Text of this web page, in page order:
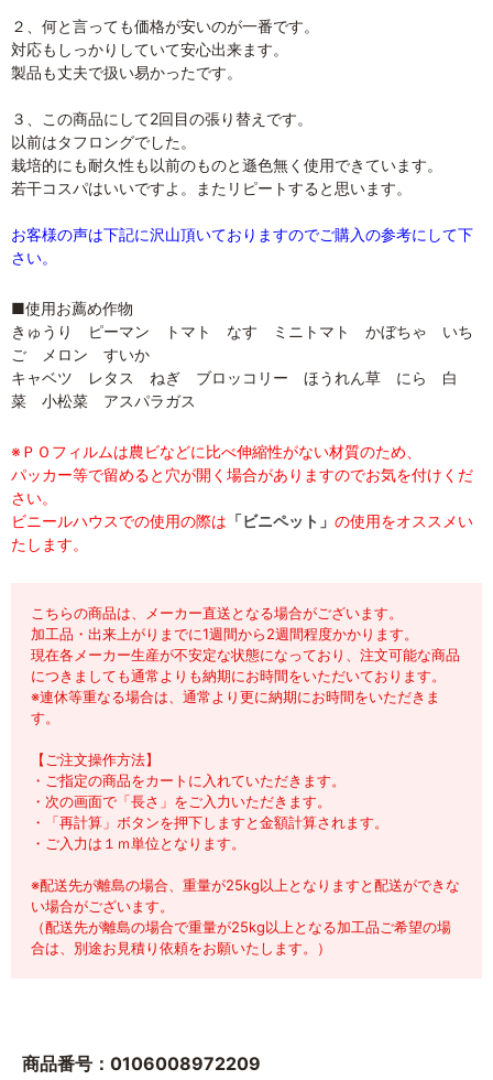
２、何と言っても価格が安いのが一番です。
対応もしっかりしていて安心出来ます。
製品も丈夫で扱い易かったです。
３、この商品にして2回目の張り替えです。
以前はタフロングでした。
栽培的にも耐久性も以前のものと遜色無く使用できています。
若干コスパはいいですよ。またリピートすると思います。
お客様の声は下記に沢山頂いておりますのでご購入の参考にして下
さい。
■使用お薦め作物
きゅうり ピーマン トマト なす ミニトマト かぼちゃ いち
ご メロン すいか
キャベツ レタス ねぎ ブロッコリー ほうれん草 にら 白
菜 小松菜 アスパラガス
※ＰＯフィルムは農ビなどに比べ伸縮性がない材質のため、
パッカー等で留めると穴が開く場合がありますのでお気を付けくだ
さい。
ビニールハウスでの使用の際は 「ビニペット」 の使用をオススメい
たします。
こちらの商品は、メーカー直送となる場合がございます。
加工品・出来上がりまでに1週間から2週間程度かかります。
現在各メーカー生産が不安定な状態になっており、注文可能な商品
につきましても通常よりも納期にお時間をいただいております。
※連休等重なる場合は、通常より更に納期にお時間をいただきま
す。
【ご注文操作方法】
・ご指定の商品をカートに入れていただきます。
・次の画面で「長さ」をご入力いただきます。
・「再計算」ボタンを押下しますと金額計算されます。
・ご入力は１ｍ単位となります。
※配送先が離島の場合、重量が25kg以上となりますと配送ができな
い場合がございます。
（配送先が離島の場合で重量が25kg以上となる加工品ご希望の場
合は、別途お見積り依頼をお願いたします。）
商品番号：0106008972209